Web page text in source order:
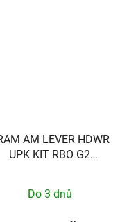
AM LEVER HDWR
UPK KIT RBO G2
Do 3 dnů